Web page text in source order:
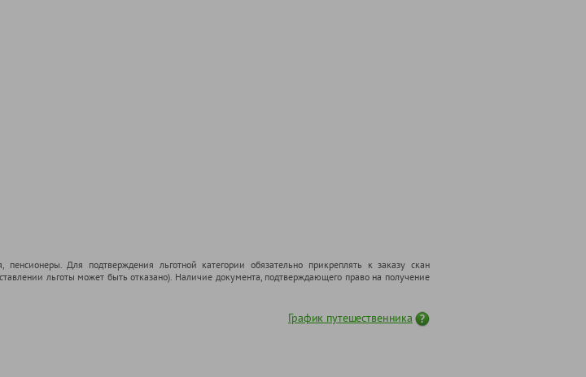
Для подтверждения льготной категории обязательно прикреплять к заказу скан
льготы может быть отказано). Наличие документа, подтверждающего право на получение
График путешественника